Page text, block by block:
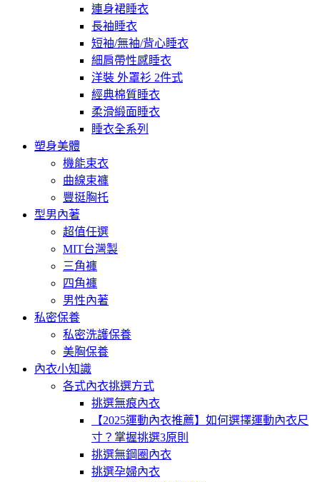
連身裙睡衣
長袖睡衣
短袖/無袖/背心睡衣
細肩帶性感睡衣
洋裝 外罩衫 2件式
經典棉質睡衣
柔滑緞面睡衣
睡衣全系列
塑身美體
機能束衣
曲線束褲
豐挺胸托
型男內著
超值任選
MIT台灣製
三角褲
四角褲
男性內著
私密保養
私密洗護保養
美胸保養
內衣小知識
各式內衣挑選方式
挑選無痕內衣
【2025運動內衣推薦】如何選擇運動內衣尺
寸？掌握挑選3原則
挑選無鋼圈內衣
挑選孕婦內衣